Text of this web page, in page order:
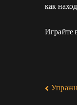
как
Играйте